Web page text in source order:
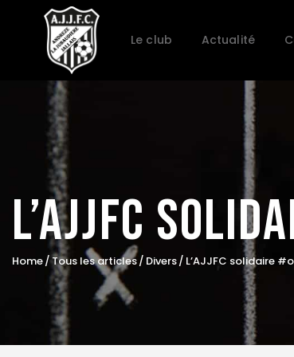
Le club Actualité
L’AJJFC
Home Tous les articles Divers L’AJJFC solidaire